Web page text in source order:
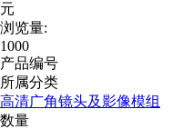
元
浏览量:
1000
产品编号
所属分类
高清广角镜头及影像模组
数量